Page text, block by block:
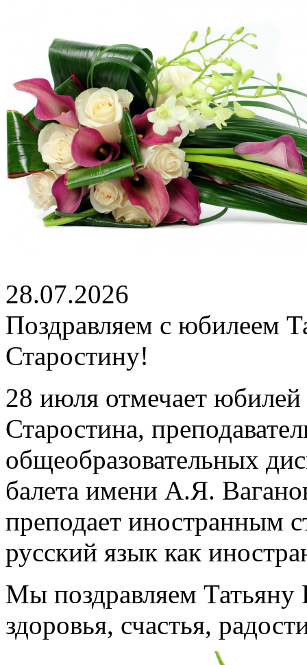
28.07.2026
Поздравляем с юбилеем
Старостину!
28 июля отмечает
Старостина,
общеобразовательных
балета имени А.Я.
преподает иностранным
русский язык как
Мы поздравляем
здоровья, счастья,